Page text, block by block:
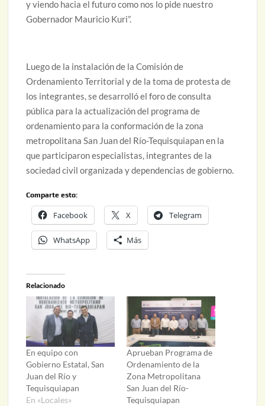
y viendo hacia el futuro como nos lo pide nuestro
Gobernador Mauricio Kuri”.
Luego de la instalación de la Comisión de
Ordenamiento Territorial y de la toma de protesta de
los integrantes, se desarrolló el foro de consulta
pública para la actualización del programa de
ordenamiento para la conformación de la zona
metropolitana San Juan del Río-Tequisquiapan en la
que participaron especialistas, integrantes de la
sociedad civil organizada y dependencias de gobierno.
Comparte esto:
Facebook X Telegram
WhatsApp Más
Relacionado
En equipo con
Gobierno Estatal, San
Juan del Río y
Tequisquiapan
En «Locales»
Aprueban Programa de
Ordenamiento de la
Zona Metropolitana
San Juan del Río-
Tequisquiapan